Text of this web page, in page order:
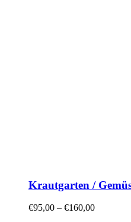
Krautgarten /
€95,00 – €160,00